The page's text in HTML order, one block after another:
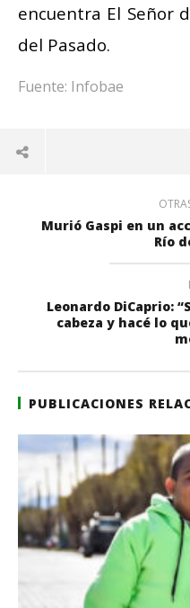
encuentra El Señor
del Pasado.
Fuente: Infobae
Murió Gaspi en un
Río
Leonardo DiCaprio:
cabeza y hacé lo
PUBLICACIONES